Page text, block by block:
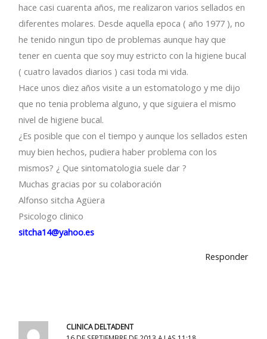
hace casi cuarenta años, me realizaron varios sellados en
diferentes molares. Desde aquella epoca ( año 1977 ), no
he tenido ningun tipo de problemas aunque hay que
tener en cuenta que soy muy estricto con la higiene bucal
( cuatro lavados diarios ) casi toda mi vida.
Hace unos diez años visite a un estomatologo y me dijo
que no tenia problema alguno, y que siguiera el mismo
nivel de higiene bucal.
¿Es posible que con el tiempo y aunque los sellados esten
muy bien hechos, pudiera haber problema con los
mismos? ¿ Que sintomatologia suele dar ?
Muchas gracias por su colaboración
Alfonso sitcha Agüera
Psicologo clinico
sitcha14@yahoo.es
Responder
CLINICA DELTADENT